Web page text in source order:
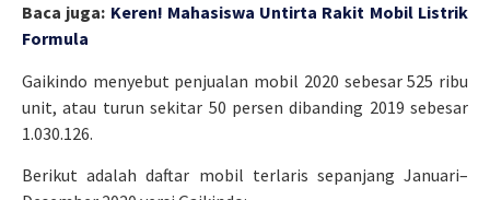
Baca juga: Keren! Mahasiswa Untirta Rakit Mobil Listrik
Formula
Gaikindo menyebut penjualan mobil 2020 sebesar 525 ribu
unit, atau turun sekitar 50 persen dibanding 2019 sebesar
1.030.126.
Berikut adalah daftar mobil terlaris sepanjang Januari–